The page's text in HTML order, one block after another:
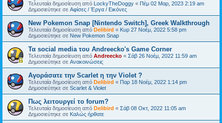
Τελευταία δημοσίευση από LockyTheDoggy « Πέμ 02 Μαρ, 2023 2:19 am
Δημοσιεύτηκε σε Αφίσες / Έργα / Εικόνες
New Pokemon Snap [Nintendo Switch], Greek Walkthrough
Τελευταία δημοσίευση από Delibird « Κυρ 27 Νοέμ, 2022 5:58 pm
Δημοσιεύτηκε σε New Pokemon Snap
Τα social media του Andreecko's Game Corner
Τελευταία δημοσίευση από Andreecko « Σάβ 26 Νοέμ, 2022 11:59 am
Δημοσιεύτηκε σε Ανακοινώσεις
Αγοράσατε την Scarlet η την Violet ?
Τελευταία δημοσίευση από Delibird « Παρ 18 Νοέμ, 2022 1:14 pm
Δημοσιεύτηκε σε Scarlet & Violet
Πως λειτουργεί το forum?
Τελευταία δημοσίευση από Delibird « Σάβ 08 Οκτ, 2022 11:05 am
Δημοσιεύτηκε σε Kαλώς ήρθατε